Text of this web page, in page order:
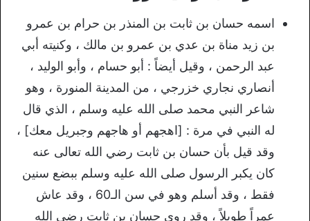
اسمه حسان بن ثابت بن المنذر بن حرام بن عمرو
بن زيد مناة بن عدي بن عمرو بن مالك ، وكنيته أبي
عبد الرحمن ، وقيل أيضاً : أبو حسام ، وأبو الوليد ،
أنصاري نجاري خزرجي ، من المدينة المنورة ، وهو
شاعر النبي محمد صلى الله عليه وسلم ، الذي قال
له النبي في مرة : [اهجهم أو هاجهم وجبريل معك] ،
وقد قيل بأن حسان بن ثابت رضي الله تعالى عنه
كان يكبر الرسول صلى الله عليه وسلم ببضع سنين
فقط ، وقد أسلم وهو في سن الـ60 ، وقد عاش
عمراً طويلاً ، وقد روي حسان بن ثابت رضي الله